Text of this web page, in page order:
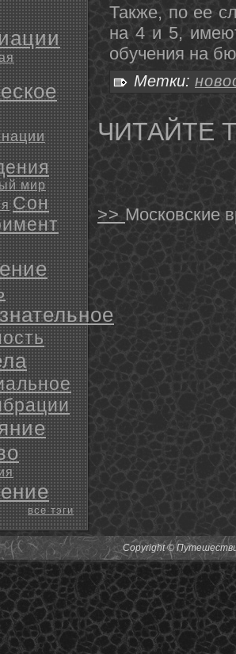
мир
Сон
все тэги
Также, пο ее
на 4 и 5,
обучения на
Метки:
ЧИТАЙТЕ
>> Московские
Copyright ©